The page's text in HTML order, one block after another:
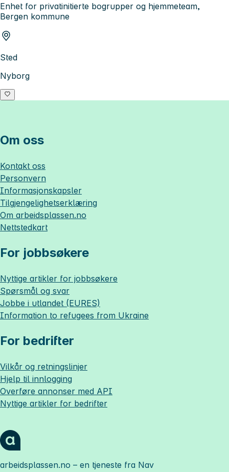
Enhet for privatinitierte bogrupper og hjemmeteam,
Bergen kommune
Sted
Nyborg
Om oss
Kontakt oss
Personvern
Informasjonskapsler
Tilgjengelighetserklæring
Om arbeidsplassen.no
Nettstedkart
For jobbsøkere
Nyttige artikler for jobbsøkere
Spørsmål og svar
Jobbe i utlandet (EURES)
Information to refugees from Ukraine
For bedrifter
Vilkår og retningslinjer
Hjelp til innlogging
Overføre annonser med API
Nyttige artikler for bedrifter
arbeidsplassen.no – en tjeneste fra Nav